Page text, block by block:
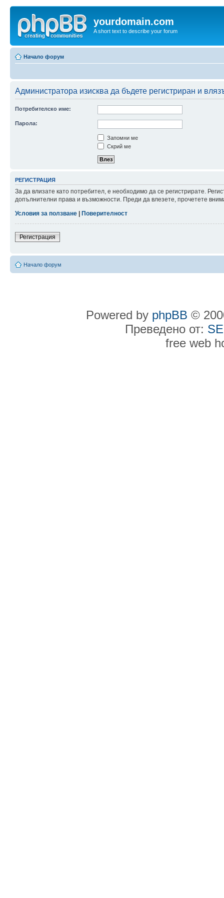
yourdomain.com
A short text to describe your forum
Начало форум
Администратора изисква да бъдете регистриран и
Потребителско име:
Парола:
Запомни ме
Скрий ме
РЕГИСТРАЦИЯ
За да влизате като потребител, е необходимо да се регистрирате.
допълнителни права и възможности. Преди да влезете, прочетете
Условия за ползване
Поверителност
Регистрация
Начало форум
Powered by phpBB ©
Преведено от:
free web